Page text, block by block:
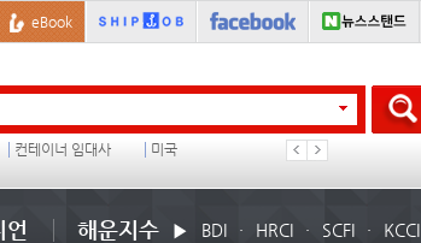
eBook
컨테이너 임대사 미국 배
언 해운지수 BDI HRCI SCFI KCCI